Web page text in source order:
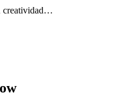
creatividad…